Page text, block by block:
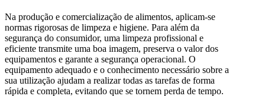
Na produção e comercialização de alimentos, aplicam-se
normas rigorosas de limpeza e higiene. Para além da
segurança do consumidor, uma limpeza profissional e
eficiente transmite uma boa imagem, preserva o valor dos
equipamentos e garante a segurança operacional. O
equipamento adequado e o conhecimento necessário sobre a
sua utilização ajudam a realizar todas as tarefas de forma
rápida e completa, evitando que se tornem perda de tempo.